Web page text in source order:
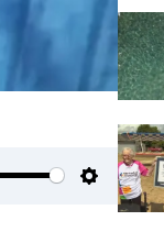
Settings